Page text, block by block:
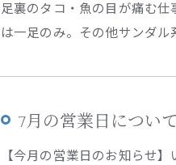
足裏のタコ・魚の目が痛む
は一足のみ。その他サンダ
7月の営業日について
【今月の営業日のお知らせ